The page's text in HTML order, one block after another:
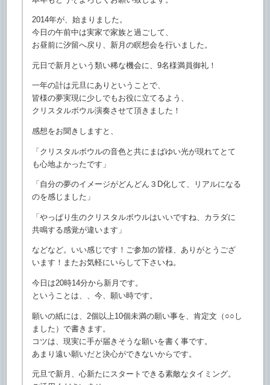
2014年が、始まりました。
今日の午前中は実家で家族と過ごして、
お昼前に汐留へ戻り、新月の瞑想会を行いました。
元日で新月という類い稀な機会に、9名様満員御礼！
一年の計は元旦にありということで、
皆様の夢実現に少しでもお役に立てるよう、
クリスタルボウル演奏させて頂きました！
感想をお聞きしますと、
「 クリスタルボウルの音色と共にまばゆい光が現れてとて
も心地よかったです」
「自分の夢のイメージがどんどん３D化して、
リアルになる
のを感じました」
「やっぱり生のクリスタルボウルはいいですね、 カラダに
共鳴する感覚が違います」
などなど。いい感じです！ご参加の皆様、ありがとうござ
います！ またお気軽にいらして下さいね。
今日は20時14分から新月です。
ということは、、今、願い時です。
願いの紙には、2個以上10個未満の願い事を、肯定文（○○ し
ました）で書きます。
コツは、現実に手が届きそうな願いを書く事です。
あまり遠い願いだと決心ができないからです。
元旦で新月、心新たにスタートできる素敵なタイミング。